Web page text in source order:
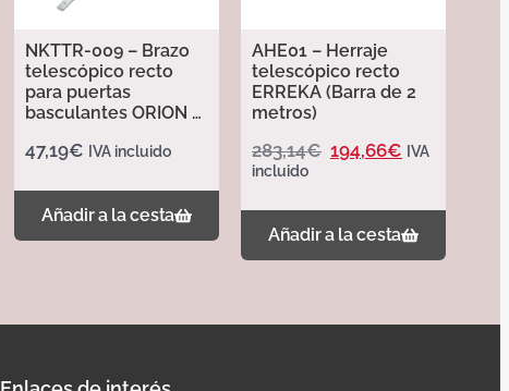
NKTTR-009 – Brazo
telescópico recto
para puertas
basculantes ORION –
47,19€ IVA incluido
Añadir a la cesta
AHE01 – Herraje
telescópico recto
ERREKA (Barra de 2
metros)
283,14€ 194,66€ IVA
incluido
Añadir a la cesta